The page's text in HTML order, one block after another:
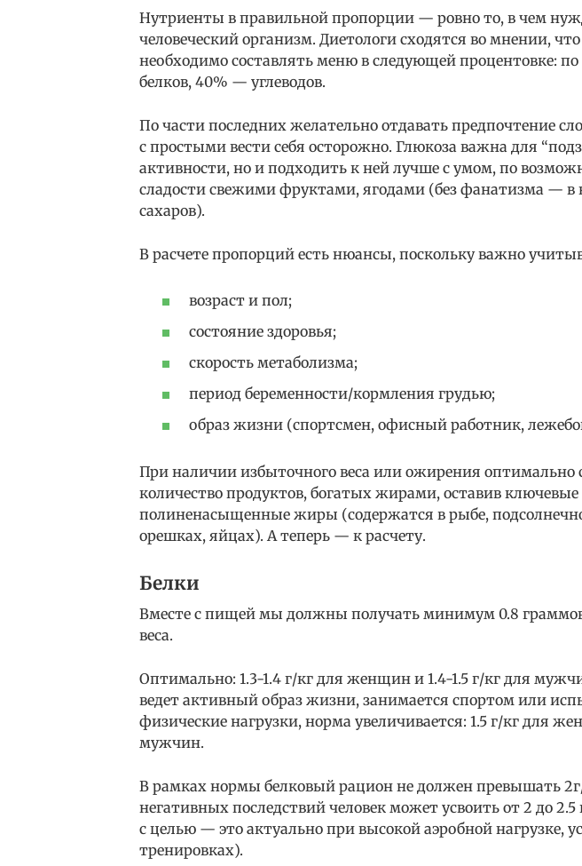
Нутриенты в правильной пропорции — ровно то, в чем
человеческий организм. Диетологи сходятся во мнении,
необходимо составлять меню в следующей процентовке:
белков, 40% — углеводов.
По части последних желательно отдавать предпочтение
с простыми вести себя осторожно. Глюкоза важна для
активности, но и подходить к ней лучше с умом, по
сладости свежими фруктами, ягодами (без фанатизма — в
сахаров).
В расчете пропорций есть нюансы, поскольку важно
возраст и пол;
состояние здоровья;
скорость метаболизма;
период беременности/кормления грудью;
образ жизни (спортсмен, офисный работник,
При наличии избыточного веса или ожирения оптимально
количество продуктов, богатых жирами, оставив
полиненасыщенные жиры (содержатся в рыбе,
орешках, яйцах). А теперь — к расчету.
Белки
Вместе с пищей мы должны получать минимум 0.8 граммов
веса.
Оптимально: 1.3-1.4 г/кг для женщин и 1.4-1.5 г/кг для
ведет активный образ жизни, занимается спортом или
физические нагрузки, норма увеличивается: 1.5 г/кг для
мужчин.
В рамках нормы белковый рацион не должен превышать 2г/
негативных последствий человек может усвоить от 2 до
с целью — это актуально при высокой аэробной нагрузке,
тренировках).